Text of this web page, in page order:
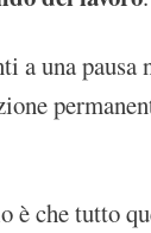
a una pausa
è che tutto